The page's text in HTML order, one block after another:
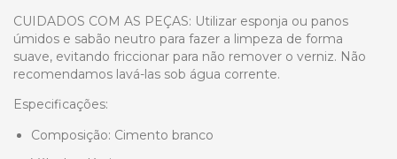
CUIDADOS COM AS PEÇAS: Utilizar esponja ou panos
úmidos e sabão neutro para fazer a limpeza de forma
suave, evitando friccionar para não remover o verniz. Não
recomendamos lavá-las sob água corrente.
Especificações:
Composição: Cimento branco